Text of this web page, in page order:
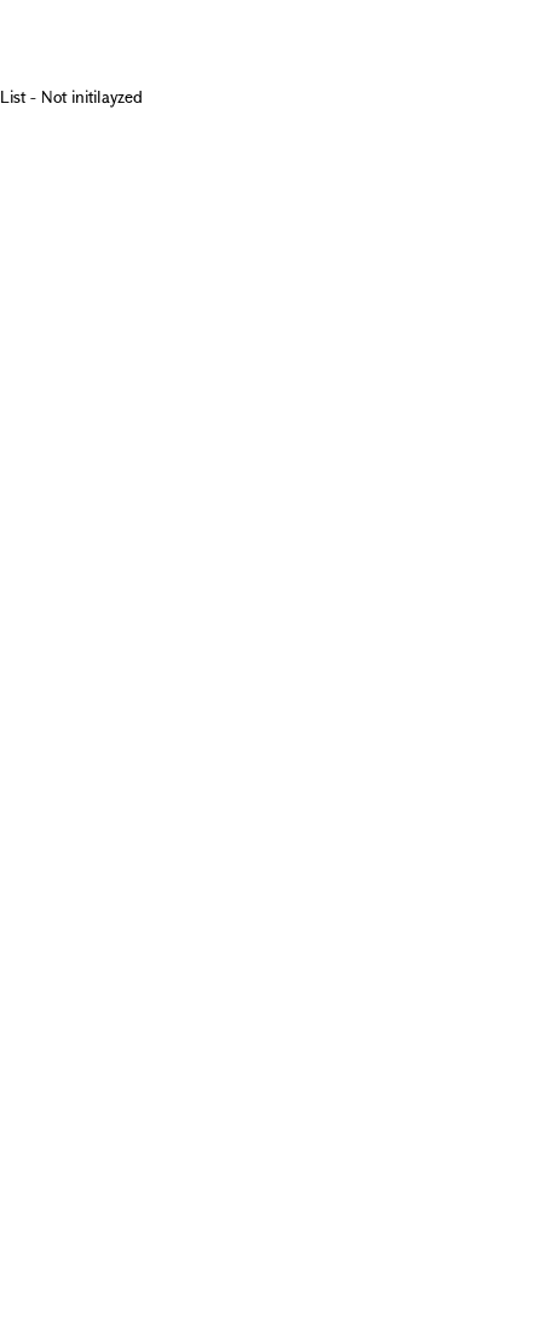
List - Not initilayzed